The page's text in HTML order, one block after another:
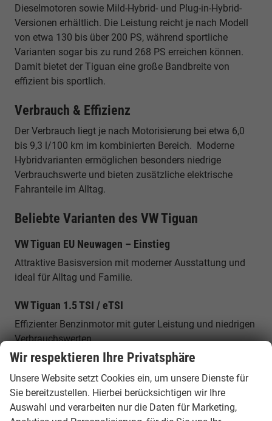
Dieselmotoren sowie Mild-Hybrid- und Plug-in-Hybrid-
Versionen erhältlich. Die Leistung reicht je nach Modell
von etwa 130 bis über 200 PS, während sportliche
Varianten sogar bis zu rund 268 PS erreichen können.
Damit bietet der Tiguan eine große Bandbreite von
effizient bis sportlich.
Verbrauch & Effizienz
Der Verbrauch liegt je nach Motorisierung bei etwa 6,0
bis 9,3 l/100 km im kombinierten Bereich. Moderne
Hybridvarianten ermöglichen besonders niedrige
Verbrauchswerte und bieten zusätzliche elektrische
Fahranteile im Alltag.
Beliebte Varianten des VW Tiguan
VW Tiguan EU Neuwagen – Einstieg
Attraktive Basisversion mit moderner Ausstattung und
ideal für Alltag und Familie.
VW Tiguan 1.5 TSI / eTSI
Effizienter Benzinmotor mit guter Leistung und niedrigen
Verbrauchswerten.
VW Tiguan 2.0 TDI
Sparsamer Diesel mit hoher Reichweite – ideal für
Vielfahrer.
Wir respektieren Ihre Privatsphäre
Unsere Website setzt Cookies ein, um unsere Dienste für
Sie bereitzustellen. Hierbei berücksichtigen wir Ihre
Auswahl und verarbeiten nur die Daten für Marketing,